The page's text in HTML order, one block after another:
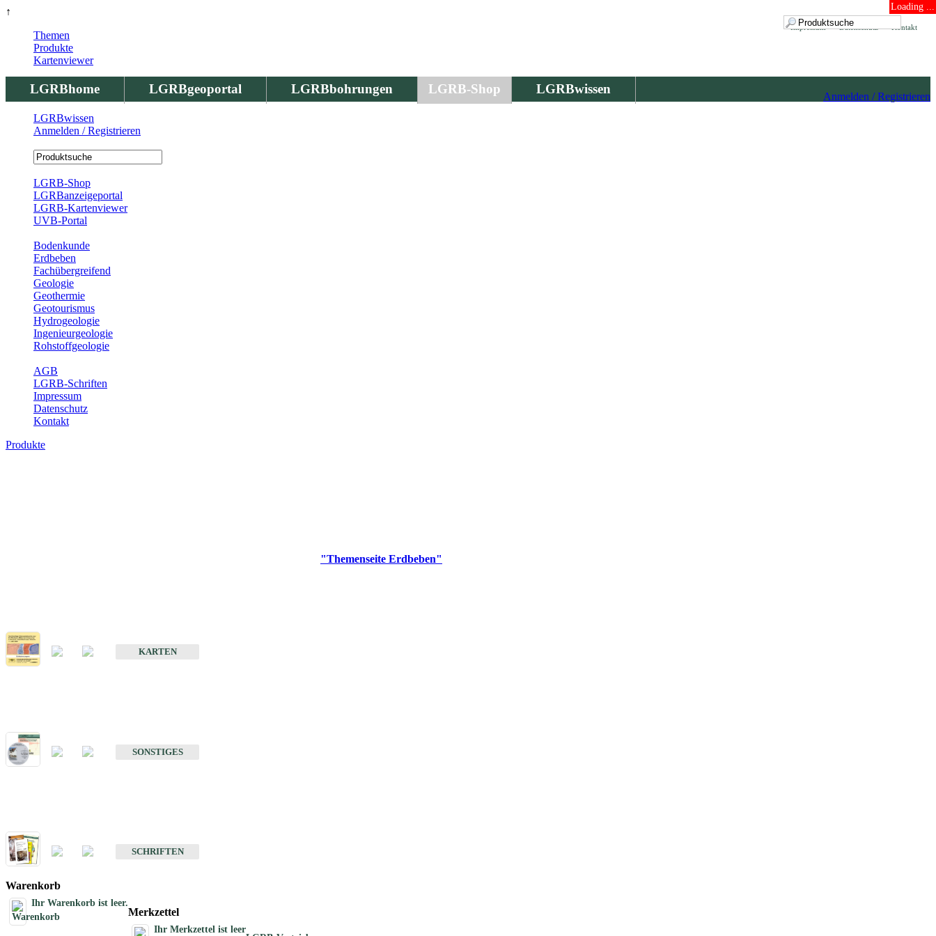
↑ Loading ...
Kontakt
Datenschutz
Impressum
LGRBhome LGRBgeoportal LGRBbohrungen LGRB-Shop LGRBwissen
Anmelden / Registrieren
Themen
Produkte
Kartenviewer
LGRBwissen
Anmelden / Registrieren
LGRB-Shop
LGRBanzeigeportal
LGRB-Kartenviewer
UVB-Portal
Bodenkunde
Erdbeben
Fachübergreifend
Geologie
Geothermie
Geotourismus
Hydrogeologie
Ingenieurgeologie
Rohstoffgeologie
AGB
LGRB-Schriften
Impressum
Datenschutz
Kontakt
Produkte
"Themenseite Erdbeben"
KARTEN
SONSTIGES
SCHRIFTEN
Warenkorb
Ihr Warenkorb ist leer.
Merkzettel
Ihr Merkzettel ist leer